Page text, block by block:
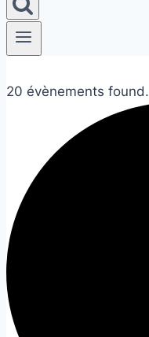
20 évènements found.